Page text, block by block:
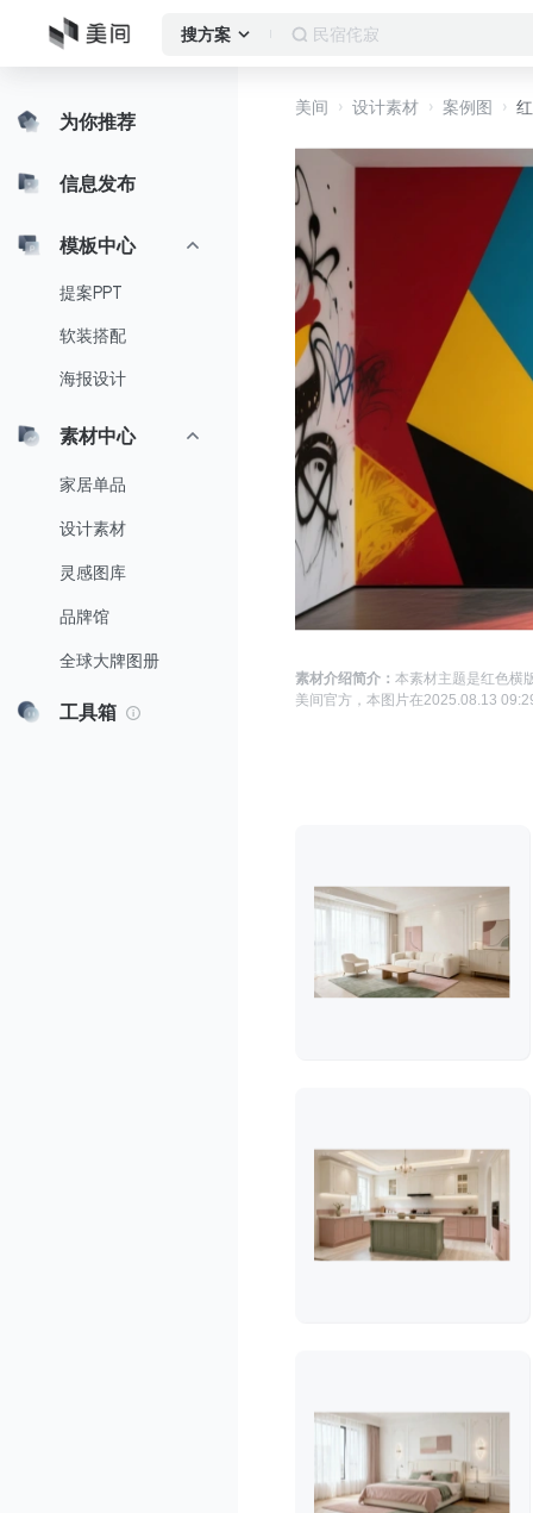
搜方案 民宿侘寂
为你推荐
信息发布
模板中心
提案PPT
软装搭配
海报设计
素材中心
家居单品
设计素材
灵感图库
品牌馆
全球大牌图册
工具箱
美间 设计素材 案例图
素材介绍简介：本素材主题是红色横
美间官方 ，本图片在2025.08.13